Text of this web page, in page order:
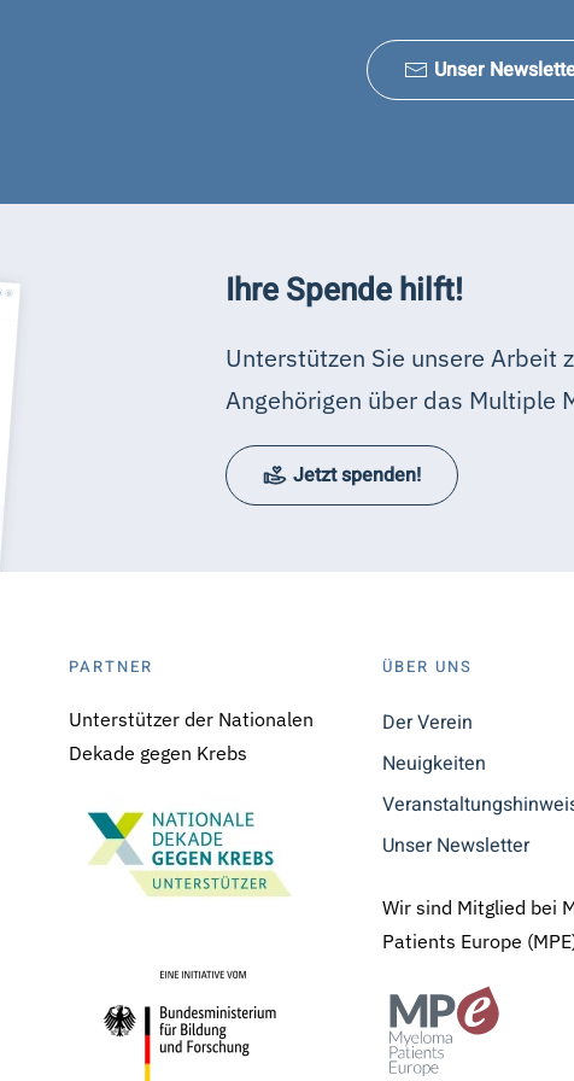
Unser
Ihre Spende hilft!
Unterstützen Sie unsere Arbeit
Angehörigen über das Multiple
Jetzt spenden!
PARTNER
Unterstützer der Nationalen
Dekade gegen Krebs
ÜBER UNS
Der Verein
Neuigkeiten
Unser Newsletter
Wir sind Mitglied bei
Patients Europe